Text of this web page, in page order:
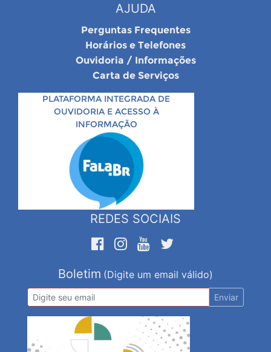
AJUDA
Perguntas Frequentes
Horários e Telefones
Ouvidoria / Informações
Carta de Serviços
PLATAFORMA INTEGRADA DE
OUVIDORIA E ACESSO À
INFORMAÇÃO
REDES SOCIAIS
Boletim (Digite um email válido)
Enviar